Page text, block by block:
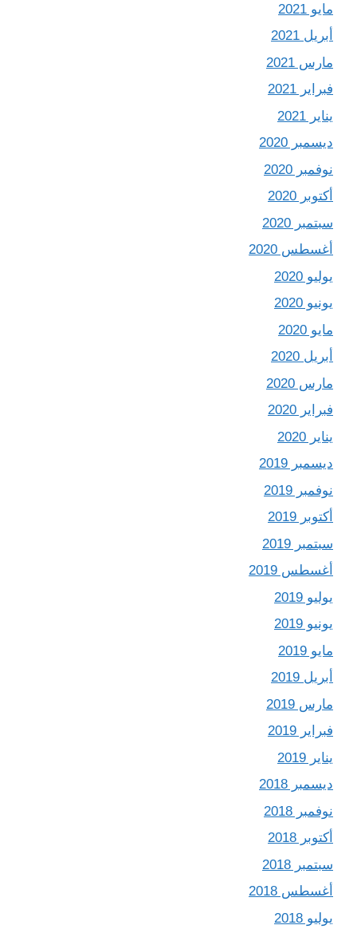
مايو 2021
أبريل 2021
مارس 2021
فبراير 2021
يناير 2021
ديسمبر 2020
نوفمبر 2020
أكتوبر 2020
سبتمبر 2020
أغسطس 2020
يوليو 2020
يونيو 2020
مايو 2020
أبريل 2020
مارس 2020
فبراير 2020
يناير 2020
ديسمبر 2019
نوفمبر 2019
أكتوبر 2019
سبتمبر 2019
أغسطس 2019
يوليو 2019
يونيو 2019
مايو 2019
أبريل 2019
مارس 2019
فبراير 2019
يناير 2019
ديسمبر 2018
نوفمبر 2018
أكتوبر 2018
سبتمبر 2018
أغسطس 2018
يوليو 2018